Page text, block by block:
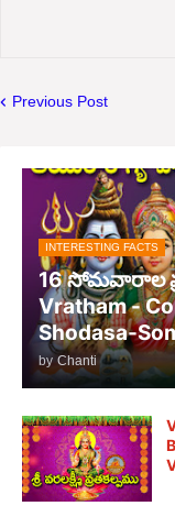
Previous Post
INTERESTING FACTS
16 సోమవారాల
Vratham -
Shodasa-
by Chanti